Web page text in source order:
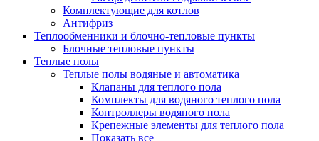
Комплектующие для котлов
Антифриз
Теплообменники и блочно-тепловые пункты
Блочные тепловые пункты
Теплые полы
Теплые полы водяные и автоматика
Клапаны для теплого пола
Комплекты для водяного теплого пола
Контроллеры водяного пола
Крепежные элементы для теплого пола
Показать все